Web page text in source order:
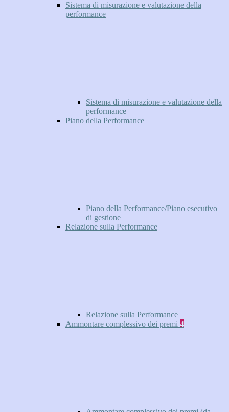
Sistema di misurazione e valutazione della
performance
Sistema di misurazione e valutazione della
performance
Piano della Performance
Piano della Performance/Piano esecutivo
di gestione
Relazione sulla Performance
Relazione sulla Performance
Ammontare complessivo dei premi 4